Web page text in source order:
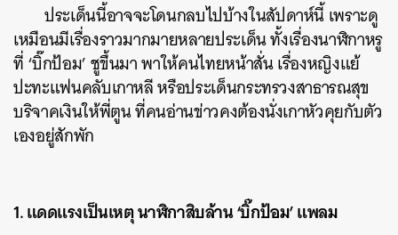
ประเด็นนี้อาจจะโดนกลบไปบ้างในสัปดาห์นี้ เพราะดู
เหมือนมีเรื่องราวมากมายหลายประเด็น ทั้งเรื่องนาฬิกาหรู
ที่ ‘บิ๊กป้อม’ ชูขึ้นมา พาให้คนไทยหน้าสั่น เรื่องหญิงแย้
ปะทะแฟนคลับเกาหลี หรือประเด็นกระทรวงสาธารณสุข
บริจาคเงินให้พี่ตูน ที่คนอ่านข่าวคงต้องนั่งเกาหัวคุยกับตัว
เองอยู่สักพัก
1. แดดแรงเป็นเหตุ นาฬิกาสิบล้าน ‘บิ๊กป้อม’ แพลม